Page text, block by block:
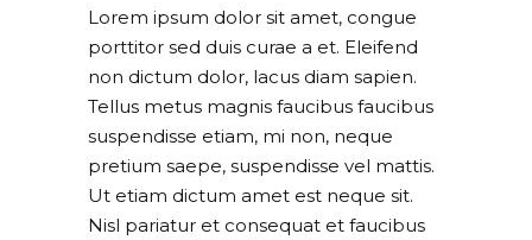
Lorem ipsum dolor sit amet, congue
porttitor sed duis curae a et. Eleifend
non dictum dolor, lacus diam sapien.
Tellus metus magnis faucibus faucibus
suspendisse etiam, mi non, neque
pretium saepe, suspendisse vel mattis.
Ut etiam dictum amet est neque sit.
Nisl pariatur et consequat et faucibus